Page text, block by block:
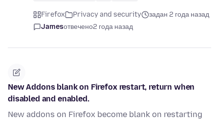
Firefox Privacy and security
задан 2 года назад
Jamesотвечено2 года назад
New Addons blank on Firefox restart, return when
disabled and enabled.
New addons on Firefox become blank on restarting